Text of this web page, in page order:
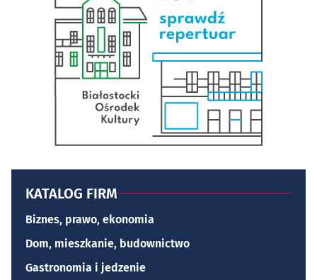
KATALOG FIRM
Biznes, prawo, ekonomia
Dom, mieszkanie, budownictwo
Gastronomia i jedzenie